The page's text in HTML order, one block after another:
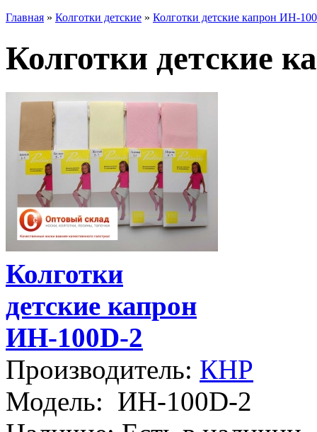
Главная » Колготки детские » Колготки детские капрон ИН-
Колготки детские
Колготки
детские капрон
ИН-100D-2
Производитель: КНР
Модель: ИН-100D-2